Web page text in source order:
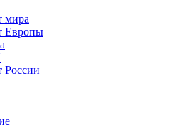
мира
Европы
России